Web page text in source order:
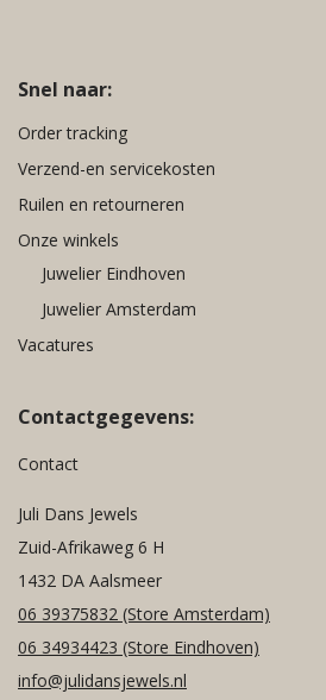
Snel naar:
Order tracking
Verzend-en servicekosten
Ruilen en retourneren
Onze winkels
Juwelier Eindhoven
Juwelier Amsterdam
Vacatures
Contactgegevens:
Contact
Juli Dans Jewels
Zuid-Afrikaweg 6 H
1432 DA Aalsmeer
06 39375832 (Store Amsterdam)
06 34934423 (Store Eindhoven)
info@julidansjewels.nl